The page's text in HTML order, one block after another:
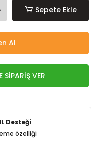
Sepete Ekle
Al
SİPARİŞ VER
Desteği
özelliği